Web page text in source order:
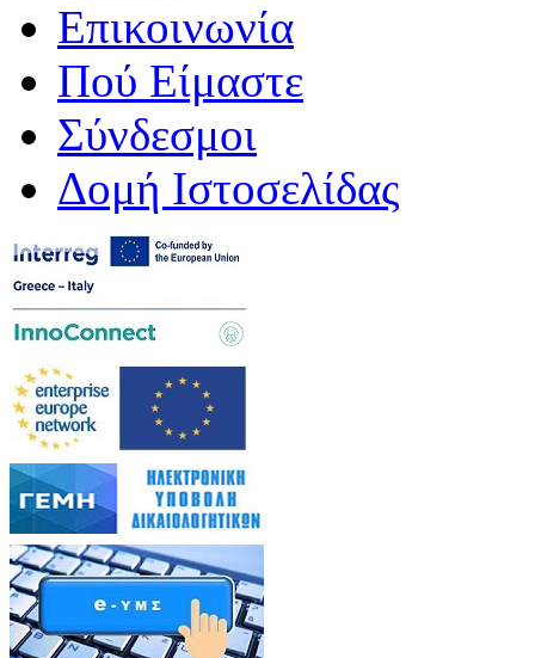
Επικοινωνία
Πού Είμαστε
Σύνδεσμοι
Δομή Ιστοσελίδας